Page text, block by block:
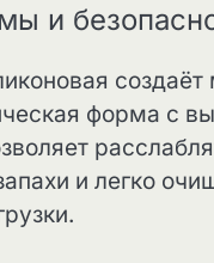
и
форма с
и легко